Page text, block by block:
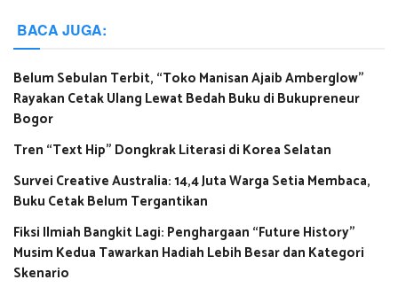
BACA JUGA:
Belum Sebulan Terbit, “Toko Manisan Ajaib Amberglow”
Rayakan Cetak Ulang Lewat Bedah Buku di Bukupreneur
Bogor
Tren “Text Hip” Dongkrak Literasi di Korea Selatan
Survei Creative Australia: 14,4 Juta Warga Setia Membaca,
Buku Cetak Belum Tergantikan
Fiksi Ilmiah Bangkit Lagi: Penghargaan “Future History”
Musim Kedua Tawarkan Hadiah Lebih Besar dan Kategori
Skenario